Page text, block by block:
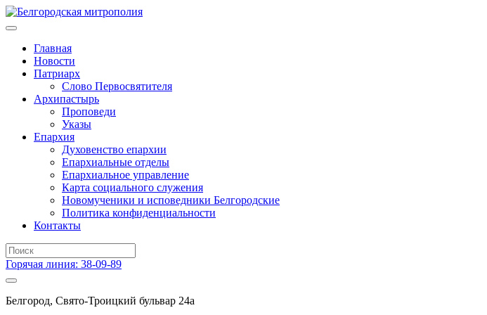
Главная
Новости
Патриарх
Слово Первосвятителя
Архипастырь
Проповеди
Указы
Епархия
Духовенство епархии
Епархиальные отделы
Епархиальное управление
Карта социального служения
Новомученики и исповедники Белгородские
Политика конфиденциальности
Контакты
Горячая линия: 38-09-89
Белгород, Свято-Троицкий бульвар 24а